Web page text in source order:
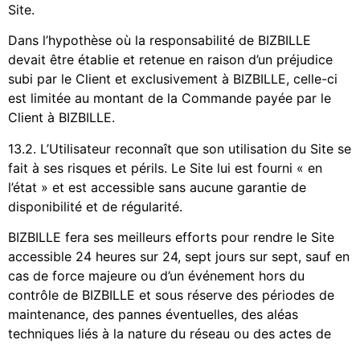
Site.
Dans l’hypothèse où la responsabilité de BIZBILLE
devait être établie et retenue en raison d’un préjudice
subi par le Client et exclusivement à BIZBILLE, celle-ci
est limitée au montant de la Commande payée par le
Client à BIZBILLE.
13.2. L’Utilisateur reconnaît que son utilisation du Site se
fait à ses risques et périls. Le Site lui est fourni « en
l’état » et est accessible sans aucune garantie de
disponibilité et de régularité.
BIZBILLE fera ses meilleurs efforts pour rendre le Site
accessible 24 heures sur 24, sept jours sur sept, sauf en
cas de force majeure ou d’un événement hors du
contrôle de BIZBILLE et sous réserve des périodes de
maintenance, des pannes éventuelles, des aléas
techniques liés à la nature du réseau ou des actes de